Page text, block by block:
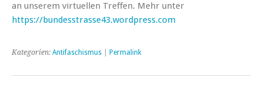
an unserem virtuellen Treffen. Mehr unter
https://bundesstrasse43.wordpress.com
Kategorien: Antifaschismus Permalink